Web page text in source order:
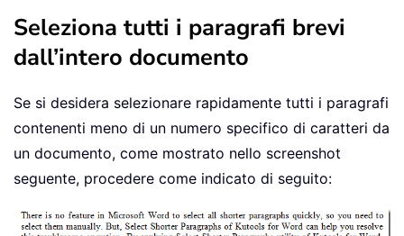
Seleziona tutti i paragrafi brevi
dall’intero documento
Se si desidera selezionare rapidamente tutti i paragrafi
contenenti meno di un numero specifico di caratteri da
un documento, come mostrato nello screenshot
seguente, procedere come indicato di seguito: